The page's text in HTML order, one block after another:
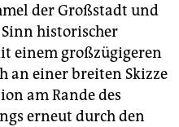
der Großstadt und
historischer
einem großzügigeren
an einer breiten Skizze
am Rande des
erneut durch den